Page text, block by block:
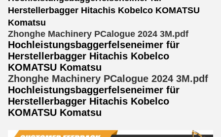
Herstellerbagger Hitachis Kobelco KOMATSU
Komatsu
Zhonghe Machinery PCalogue 2024 3M.pdf
Hochleistungsbaggerfelseneimer für
Herstellerbagger Hitachis Kobelco
KOMATSU Komatsu
Zhonghe Machinery PCalogue 2024 3M.pdf
Hochleistungsbaggerfelseneimer für
Herstellerbagger Hitachis Kobelco
KOMATSU Komatsu